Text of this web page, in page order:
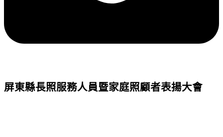
屏東縣長照服務人員暨家庭照顧者表揚大會